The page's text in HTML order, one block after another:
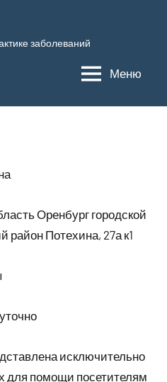
заболеваний
Меню
Оренбург городской
район Потехина, 27а к1
исключительно
для помощи посетителям